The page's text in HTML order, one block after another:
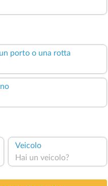
porto o una rotta
Veicolo
Hai un veicolo?